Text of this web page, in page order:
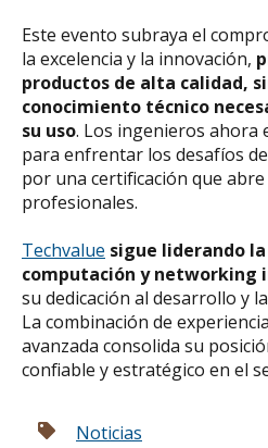
Este evento subraya el
la excelencia y la innovación,
productos de alta calidad,
conocimiento técnico
su uso. Los ingenieros ahora
para enfrentar los desafíos
por una certificación que
profesionales.
Techvalue sigue liderando
computación y networking
su dedicación al desarrollo y
La combinación de
avanzada consolida su
confiable y estratégico en el
Noticias